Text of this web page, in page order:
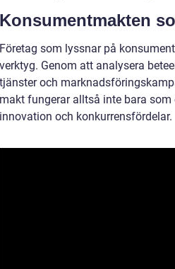
Konsumentmakten
Företag som lyssnar på
verktyg. Genom att analysera
tjänster och
makt fungerar alltså inte bara
innovation och konkurrensfördelar.